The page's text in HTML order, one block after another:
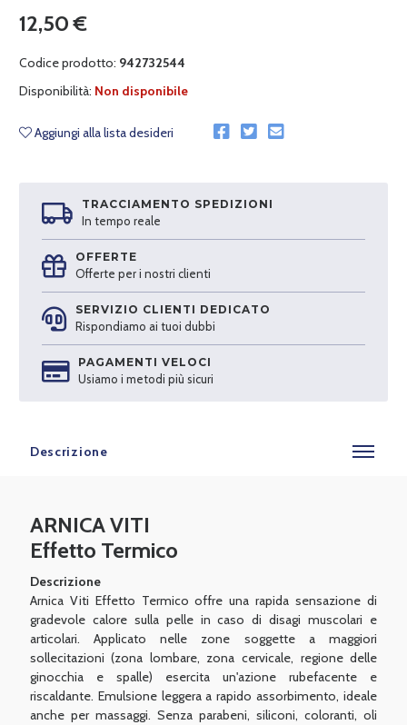
12,50 €
Codice prodotto: 942732544
Disponibilità: Non disponibile
Aggiungi alla lista desideri
TRACCIAMENTO SPEDIZIONI
In tempo reale
OFFERTE
Offerte per i nostri clienti
SERVIZIO CLIENTI DEDICATO
Rispondiamo ai tuoi dubbi
PAGAMENTI VELOCI
Usiamo i metodi più sicuri
Descrizione
ARNICA VITI
Effetto Termico
Descrizione
Arnica Viti Effetto Termico offre una rapida sensazione di
gradevole calore sulla pelle in caso di disagi muscolari e
articolari. Applicato nelle zone soggette a maggiori
sollecitazioni (zona lombare, zona cervicale, regione delle
ginocchia e spalle) esercita un'azione rubefacente e
riscaldante. Emulsione leggera a rapido assorbimento, ideale
anche per massaggi. Senza parabeni, siliconi, coloranti, oli